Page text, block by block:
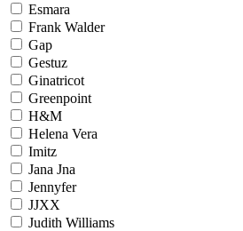
Esmara
Frank Walder
Gap
Gestuz
Ginatricot
Greenpoint
H&M
Helena Vera
Imitz
Jana Jna
Jennyfer
JJXX
Judith Williams